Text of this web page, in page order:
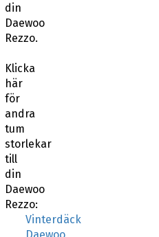
din
Daewoo
Rezzo.
Klicka
här
för
andra
tum
storlekar
till
din
Daewoo
Rezzo:
Vinterdäck
Daewoo